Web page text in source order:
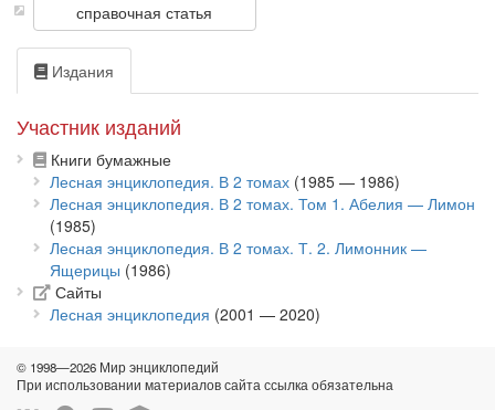
справочная статья
Издания
Участник изданий
Книги бумажные
Лесная энциклопедия. В 2 томах (1985 — 1986)
Лесная энциклопедия. В 2 томах. Том 1. Абелия — Лимон
(1985)
Лесная энциклопедия. В 2 томах. Т. 2. Лимонник —
Ящерицы (1986)
Сайты
Лесная энциклопедия (2001 — 2020)
© 1998—2026 Мир энциклопедий
При использовании материалов сайта ссылка обязательна